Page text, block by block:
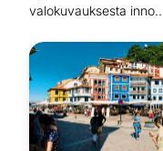
valokuvauksesta